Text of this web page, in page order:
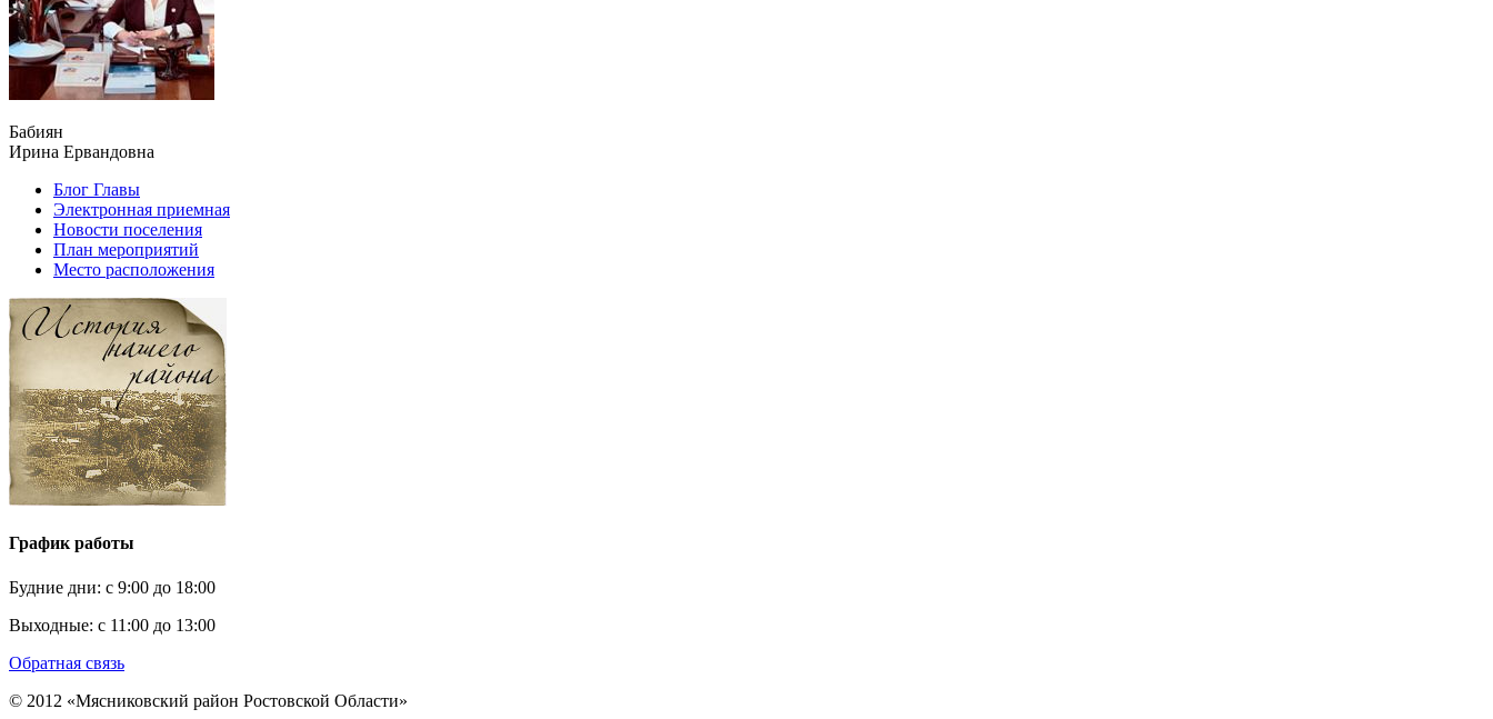
Бабиян
Ирина Ервандовна
Блог Главы
Электронная приемная
Новости поселения
План мероприятий
Место расположения
График работы
Будние дни: c 9:00 до 18:00
Выходные: с 11:00 до 13:00
Обратная связь
© 2012 «Мясниковский район Ростовской Области»